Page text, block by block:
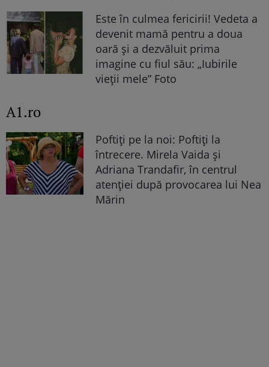
Este în culmea fericirii! Vedeta a
devenit mamă pentru a doua
oară și a dezvăluit prima
imagine cu fiul său: „Iubirile
vieții mele” Foto
A1.ro
Poftiți pe la noi: Poftiți la
întrecere. Mirela Vaida și
Adriana Trandafir, în centrul
atenției după provocarea lui Nea
Mărin